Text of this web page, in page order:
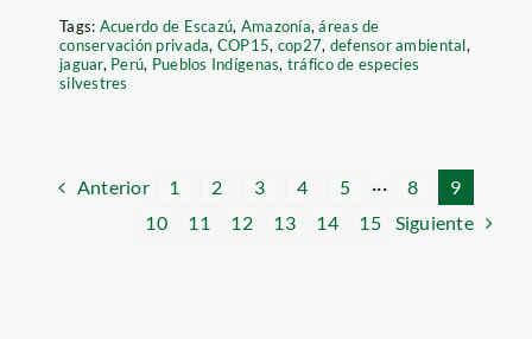
Tags: Acuerdo de Escazú, Amazonía,áreas de
conservación privada, COP15, cop27, defensor ambiental,
jaguar, Perú, Pueblos Indígenas, tráfico de especies
silvestres
Anterior 1 2 3 4 5 ··· 8
9
10
11 12 13 14 15 Siguiente